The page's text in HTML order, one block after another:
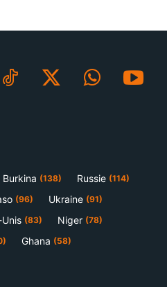
Burkina (138) Russie (114)
(96) Ukraine (91)
(83) Niger (78)
Ghana (58)